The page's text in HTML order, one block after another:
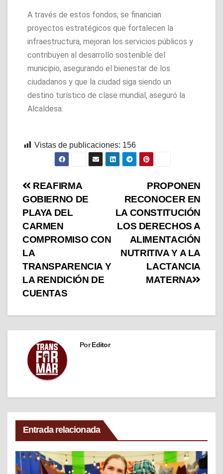
A través de estos fondos, se financian
proyectos estratégicos que fortalecen la
infraestructura, mejoran los servicios públicos y
contribuyen al desarrollo sostenible del
municipio, asegurando el bienestar de los
ciudadanos y que la ciudad siga siendo un
destino turístico de clase mundial, aseguró la
Alcaldesa.
Vistas de publicaciones: 156
PROPONEN
RECONOCER EN
LA CONSTITUCIÓN
LOS DERECHOS A
ALIMENTACIÓN
NUTRITIVA Y A LA
LACTANCIA
MATERNA
REAFIRMA
GOBIERNO DE
PLAYA DEL
CARMEN
COMPROMISO CON
LA
TRANSPARENCIA Y
LA RENDICIÓN DE
CUENTAS
PorEditor
Entrada relacionada